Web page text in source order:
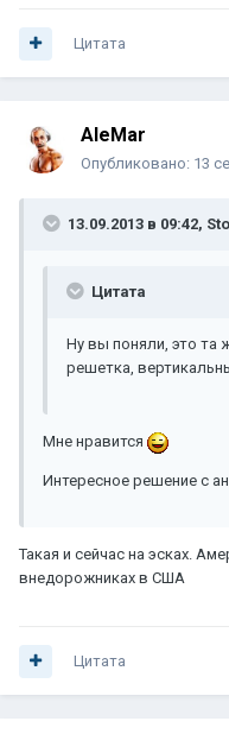
Цитата
AleMar
Опубликовано: 13
13.09.2013 в 09:42,
Цитата
Ну вы поняли, это та
решетка,
Мне нравится
Интересное решение с
Такая и сейчас на эсках.
внедорожниках в США
Цитата